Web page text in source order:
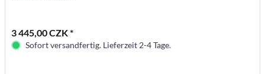
3 445,00 CZK *
Sofort versandfertig. Lieferzeit 2-4 Tage.